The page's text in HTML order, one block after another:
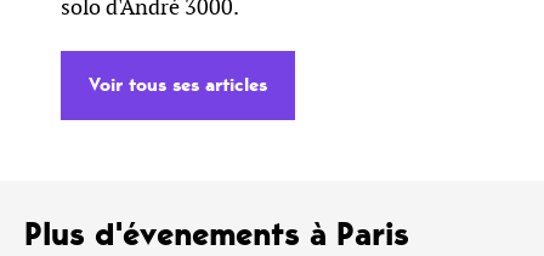
solo d'André 3000.
Voir tous ses articles
Plus d'évenements à Paris